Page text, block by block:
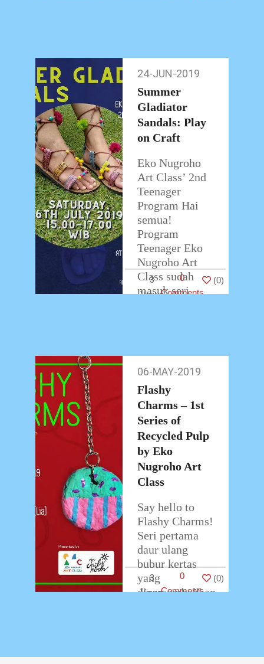
pulang hasil
karyanya
dengan
antusias.
…
24-
Jun-
2019
24-JUN-2019
Summer
Gladiator
Sandals: Play
on Craft
Eko Nugroho
Art Class’ 2nd
Teenager
Program Hai
semua!
Program
Teenager Eko
Nugroho Art
Class sudah
masuk seri
3
0
Comments
(0)
May-
2019
06-MAY-2019
Flashy
Charms – 1st
Series of
Recycled Pulp
by Eko
Nugroho Art
Class
Say hello to
Flashy Charms!
Seri pertama
daur ulang
bubur kertas
yang
dipersembahkan
3
0
Comments
(0)